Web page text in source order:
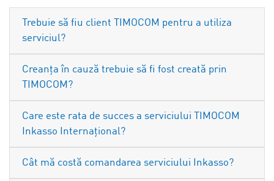
Trebuie să fiu client TIMOCOM pentru a utiliza
serviciul?
Creanța în cauză trebuie să fi fost creată prin
TIMOCOM?
Care este rata de succes a serviciului TIMOCOM
Inkasso Internațional?
Cât mă costă comandarea serviciului Inkasso?